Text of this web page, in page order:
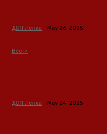
ДСП Ленка - May 26, 2025
Вести
ДСП Ленка - May 24, 2025